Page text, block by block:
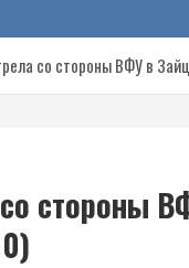
на
со стороны ВФУ в
стороны